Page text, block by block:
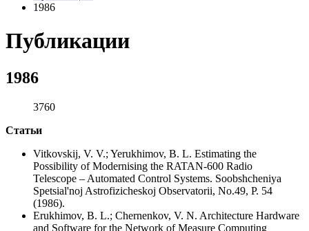
1986
Публикации
1986
3760
Статьи
Vitkovskij, V. V.; Yerukhimov, B. L. Estimating the
Possibility of Modernising the RATAN-600 Radio
Telescope – Automated Control Systems. Soobshcheniya
Spetsial'noj Astrofizicheskoj Observatorii, No.49, P. 54
(1986).
Erukhimov, B. L.; Chernenkov, V. N. Architecture Hardware
and Software for the Network of Measure Computing